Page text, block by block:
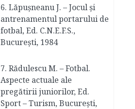
6. Lăpuşneanu J. – Jocul şi
antrenamentul portarului de
fotbal, Ed. C.N.E.F.S.,
Bucureşti, 1984
7. Rădulescu M. – Fotbal.
Aspecte actuale ale
pregătirii juniorilor, Ed.
Sport – Turism, Bucureşti,